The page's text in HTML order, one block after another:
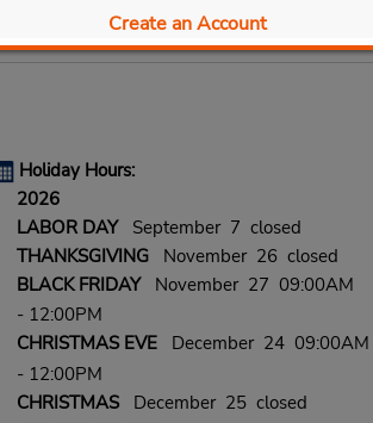
Create an Account
Waterford Waterford
Holiday Hours:
2026
LABOR DAYSeptember 7 closed
THANKSGIVINGNovember 26 closed
BLACK FRIDAYNovember 27 09:00AM
- 12:00PM
CHRISTMAS EVEDecember 24 09:00AM
- 12:00PM
CHRISTMASDecember 25 closed